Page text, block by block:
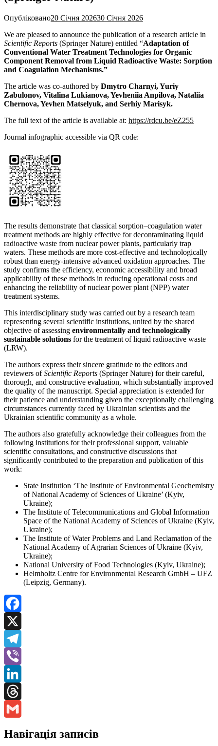
Опубліковано20 Січня 202630 Січня 2026
We are pleased to announce the publication of a research article in
Scientific Reports (Springer Nature) entitled “Adaptation of
Conventional Water Treatment Technologies for Organic
Component Removal from Liquid Radioactive Waste: Sorption
and Coagulation Mechanisms.”
The article was co-authored by Dmytro Charnyi, Yuriy
Zabulonov, Vitalina Lukianova, Yevheniia Anpilova, Nataliia
Chernova, Yevhen Matselyuk, and Serhiy Marisyk.
The full text of the article is available at: https://rdcu.be/eZ255
Journal infographic accessible via QR code:
The results demonstrate that classical sorption–coagulation water
treatment methods are highly effective for decontaminating liquid
radioactive waste from nuclear power plants, particularly trap
waters. These methods are more cost-effective and technologically
robust than energy-intensive advanced oxidation approaches. The
study confirms the efficiency, economic accessibility and broad
applicability of these methods in reducing operational costs and
enhancing the reliability of nuclear power plant (NPP) water
treatment systems.
This interdisciplinary study was carried out by a research team
representing several scientific institutions, united by the shared
objective of assessing environmentally and technologically
sustainable solutions for the treatment of liquid radioactive waste
(LRW).
The authors express their sincere gratitude to the editors and
reviewers ofScientific Reports (Springer Nature) for their careful,
thorough, and constructive evaluation, which substantially improved
the quality of the manuscript. Special appreciation is extended for
their patience and understanding given the exceptionally challenging
circumstances currently faced by Ukrainian scientists and the
Ukrainian scientific community as a whole.
The authors also gratefully acknowledge their colleagues from the
following institutions for their professional support, valuable
scientific consultations, and constructive discussions that
significantly contributed to the preparation and publication of this
work:
State Institution ‘The Institute of Environmental Geochemistry
of National Academy of Sciences of Ukraine’ (Kyiv,
Ukraine);
The Institute of Telecommunications and Global Information
Space of the National Academy of Sciences of Ukraine (Kyiv,
Ukraine);
The Institute of Water Problems and Land Reclamation of the
National Academy of Agrarian Sciences of Ukraine (Kyiv,
Ukraine);
National University of Food Technologies (Kyiv, Ukraine);
Helmholtz Centre for Environmental Research GmbH – UFZ
(Leipzig, Germany).
Facebook
X
Telegram
Viber
LinkedIn
Threads
Навігація записів